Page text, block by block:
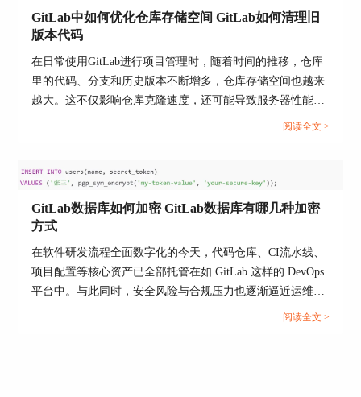
3、重新查看证书有效期
输入图1中的命令重新查看证书详情，此时，证书
有效期变为了365天，该日期在图3中-day后面的参
数进行设置。
图5：查看证书有效期
GitLab中如何优化仓库存储空间 GitLab如何清理旧
版本代码
在日常使用GitLab进行项目管理时，随着时间的推移，仓库
里的代码、分支和历史版本不断增多，仓库存储空间也越来
越大。这不仅影响仓库克隆速度，还可能导致服务器性能下
降。那么，GitLab中如何优化仓库存储空间 GitLab如何清理
阅读全文 >
GitLab数据库如何加密 GitLab数据库有哪几种加密
方式
在软件研发流程全面数字化的今天，代码仓库、CI流水线、
项目配置等核心资产已全部托管在如 GitLab 这样的 DevOps
平台中。与此同时，安全风险与合规压力也逐渐逼近运维与
安全团队的边界，数据库加密成为保护敏感信息、抵御数据
阅读全文 >